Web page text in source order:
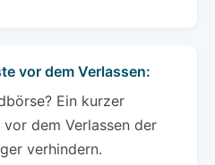
vor dem Verlassen:
Ein kurzer
dem Verlassen der
verhindern.